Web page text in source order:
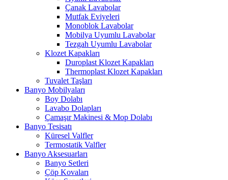
Çanak Lavabolar
Mutfak Eviyeleri
Monoblok Lavabolar
Mobilya Uyumlu Lavabolar
Tezgah Uyumlu Lavabolar
Klozet Kapakları
Duroplast Klozet Kapakları
Thermoplast Klozet Kapakları
Tuvalet Taşları
Banyo Mobilyaları
Boy Dolabı
Lavabo Dolapları
Çamaşır Makinesi & Mop Dolabı
Banyo Tesisatı
Küresel Valfler
Termostatik Valfler
Banyo Aksesuarları
Banyo Setleri
Çöp Kovaları